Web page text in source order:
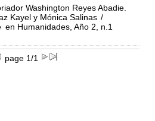
Washington Reyes Abadie.
Kayel y Mónica Salinas /
en Humanidades, Año 2, n.1
page 1/1